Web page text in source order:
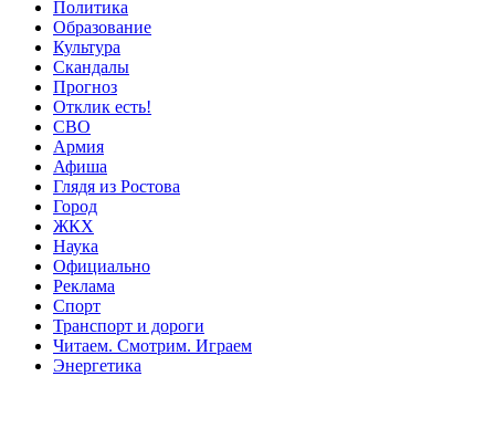
Политика
Образование
Культура
Скандалы
Прогноз
Отклик есть!
СВО
Армия
Афиша
Глядя из Ростова
Город
ЖКХ
Наука
Официально
Реклама
Спорт
Транспорт и дороги
Читаем. Смотрим. Играем
Энергетика